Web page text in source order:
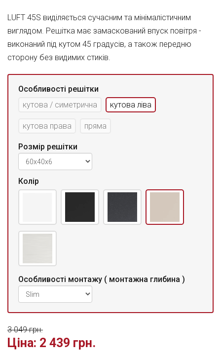
LUFT 45S виділяється сучасним та мінімалістичним
виглядом. Решітка має замаскований впуск повітря -
виконаний під кутом 45 градусів, а також передню
сторону без видимих стиків.
Особливості решітки
кутова / симетрична
кутова ліва
кутова права пряма
Розмір решітки
Колір
Особливості монтажу ( монтажна глибина )
Ціна: 2 439 грн.
3 049 грн.